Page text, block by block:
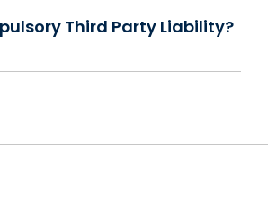
Third Party Liability?